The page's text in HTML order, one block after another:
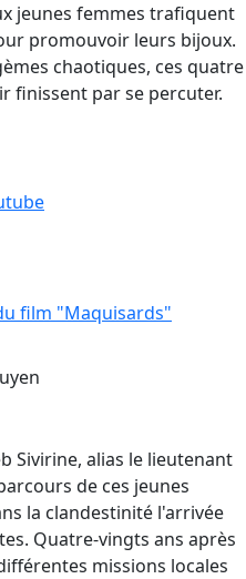
jeunes femmes trafiquent
promouvoir leurs bijoux.
chaotiques, ces quatre
finissent par se percuter.
film "Maquisards"
Sivirine, alias le lieutenant
de ces jeunes
la clandestinité l'arrivée
Quatre-vingts ans après
missions locales